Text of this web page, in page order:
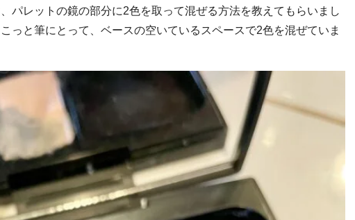
パレットの鏡の部分に2色を取って混ぜる方法を教えてもらいまし
っと筆にとって、ベースの空いているスペースで2色を混ぜていま